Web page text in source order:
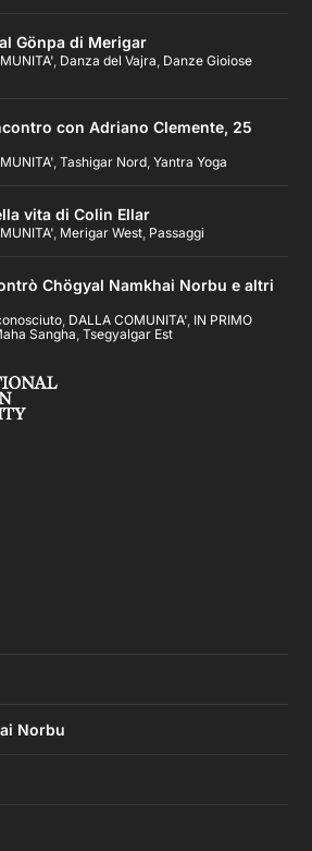
Gönpa di Merigar
, Danza del Vajra, Danze Gioiose
con Adriano Clemente, 25
,Tashigar Nord,Yantra Yoga
vita di Colin Ellar
, Merigar West, Passaggi
Chögyal Namkhai Norbu e altri
, DALLA COMUNITA', IN PRIMO
Sangha,Tsegyalgar Est
Norbu